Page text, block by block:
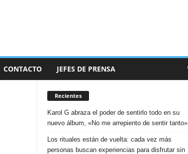
CONTACTO JEFES DE PRENSA
Recientes
Karol G abraza el poder de sentirlo todo en su
nuevo álbum, «No me arrepiento de sentir tanto»
Los rituales están de vuelta: cada vez más
personas buscan experiencias para disfrutar sin